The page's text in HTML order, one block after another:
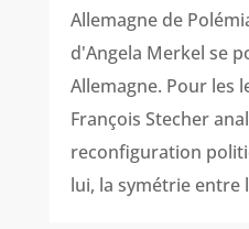
Allemagne de
d'Angela Merkel se
Allemagne. Pour les
François Stecher
reconfiguration
lui, la symétrie entre